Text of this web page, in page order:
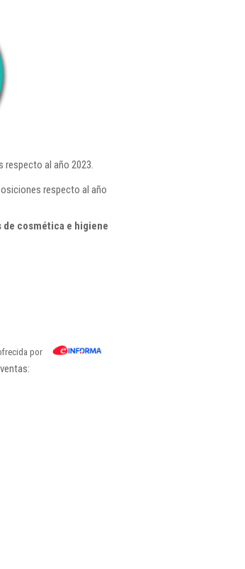
respecto al año 2023.
respecto al año
de cosmética e higiene
por